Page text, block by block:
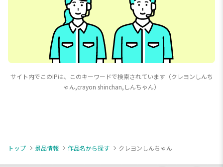
サイト内でこのIPは、このキーワードで検索されています（クレヨンしんち
ゃん,crayon shinchan,しんちゃん）
トップ 景品情報 作品名から探す クレヨンしんちゃん